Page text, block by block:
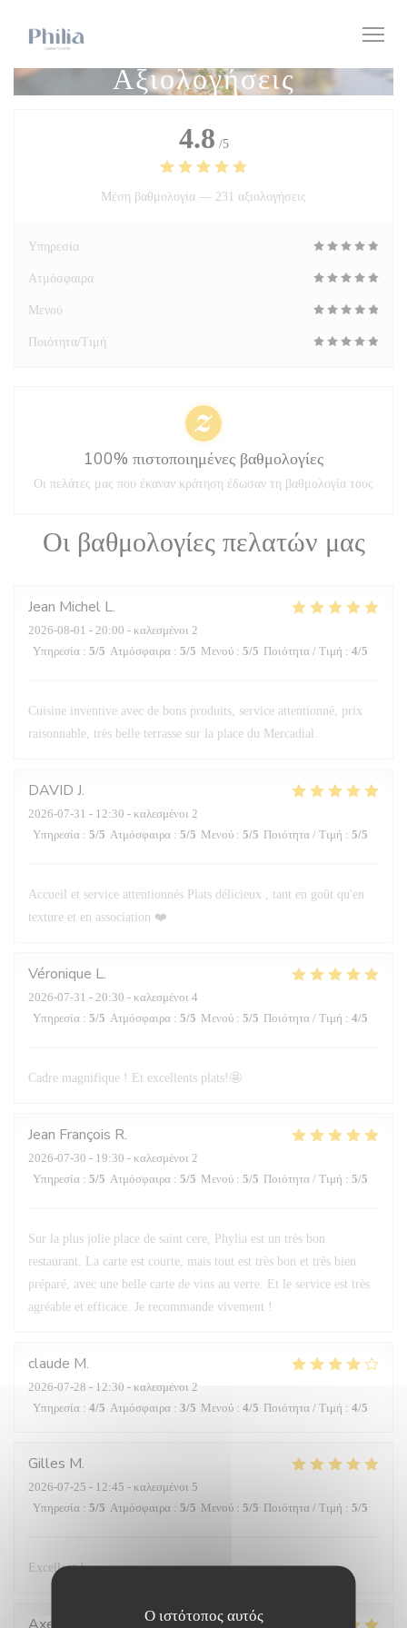
Ο ιστότοπος αυτός
Αξιολογήσεις
Οι βαθμολογίες πελατών μας
Jean Michel L
2026-08-01 - 20:00 - καλεσμένοι 2
Υπηρεσία : 5/5 Ατμόσφαιρα : 5/5 Μενού : 5/5 Ποιότητα / Τιμή : 4/5
Cuisine inventive avec de bons produits, service attentionné, prix
raisonnable, très belle terrasse sur la place du Mercadial.
DAVID J
2026-07-31 - 12:30 - καλεσμένοι 2
Υπηρεσία : 5/5 Ατμόσφαιρα : 5/5 Μενού : 5/5 Ποιότητα / Τιμή : 5/5
Accueil et service attentionnés Plats délicieux , tant en goût qu'en
texture et en association ❤️
Véronique L
2026-07-31 - 20:30 - καλεσμένοι 4
Υπηρεσία : 5/5 Ατμόσφαιρα : 5/5 Μενού : 5/5 Ποιότητα / Τιμή : 4/5
Cadre magnifique ! Et excellents plats!🤩
Jean François R
2026-07-30 - 19:30 - καλεσμένοι 2
Υπηρεσία : 5/5 Ατμόσφαιρα : 5/5 Μενού : 5/5 Ποιότητα / Τιμή : 5/5
Sur la plus jolie place de saint cere, Phylia est un très bon
restaurant. La carte est courte, mais tout est très bon et très bien
préparé, avec une belle carte de vins au verre. Et le service est très
agréable et efficace. Je recommande vivement !
claude M
2026-07-28 - 12:30 - καλεσμένοι 2
Υπηρεσία : 4/5 Ατμόσφαιρα : 3/5 Μενού : 4/5 Ποιότητα / Τιμή : 4/5
Gilles M
2026-07-25 - 12:45 - καλεσμένοι 5
Υπηρεσία : 5/5 Ατμόσφαιρα : 5/5 Μενού : 5/5 Ποιότητα / Τιμή : 5/5
Excellent !
4.8 /5
Μέση βαθμολογία — 231 αξιολογήσεις
Υπηρεσία
Ατμόσφαιρα
Μενού
Ποιότητα/Τιμή
100% πιστοποιημένες βαθμολογίες
Οι πελάτες μας που έκαναν κράτηση έδωσαν τη βαθμολογία τους